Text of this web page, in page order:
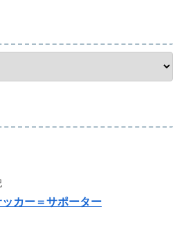
ッカー＝サポーター